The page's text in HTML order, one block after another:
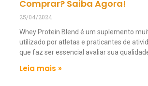
Comprar? Saiba Agora!
25/04/2024
Whey Protein Blend é um suplemento
utilizado por atletas e praticantes de
que faz ser essencial avaliar sua
Leia mais »